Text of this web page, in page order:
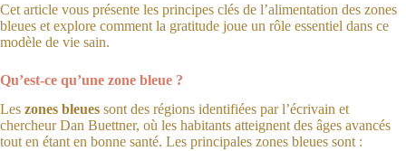
Cet article vous présente les principes clés de l’alimentation des zones
bleues et explore comment la gratitude joue un rôle essentiel dans ce
modèle de vie sain.
Qu’est-ce qu’une zone bleue ?
Les zones bleues sont des régions identifiées par l’écrivain et
chercheur Dan Buettner, où les habitants atteignent des âges avancés
tout en étant en bonne santé. Les principales zones bleues sont :